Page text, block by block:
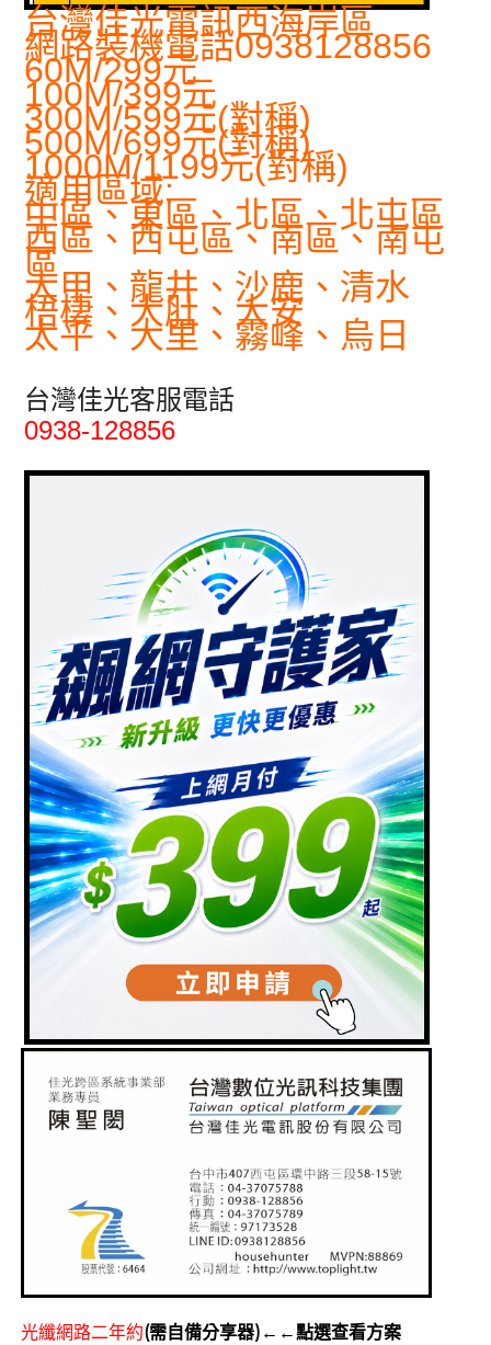
台灣佳光電訊西海岸區
網路裝機電話0938128856
60M/299元
100M/399元
300M/599元(對稱)
500M/699元(對稱)
1000M/1199元(對稱)
適用區域:
中區、東區、北區、北屯區
西區、西屯區、南區、南屯
區
大甲、龍井、沙鹿、清水
梧棲、大肚、大安
太平、大里、霧峰、烏日
台灣佳光客服電話
0938-128856
光纖網路二年約(需自備分享器)←←點選查看方案